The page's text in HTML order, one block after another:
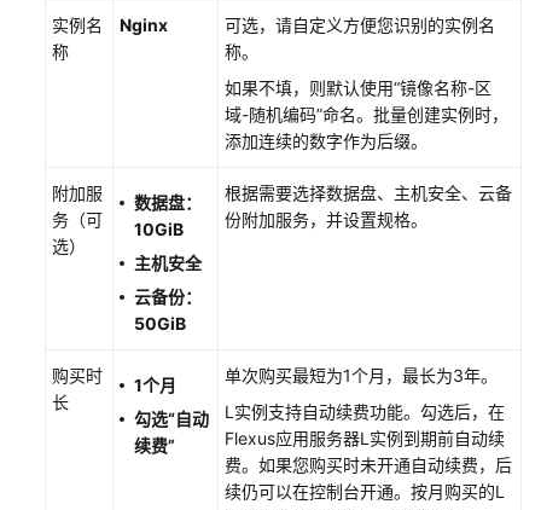
用
参
术
语
云
实例名
称
Nginx
可选，请自定义方便您识别的实例名
称。
如果不填，则默认使用“镜像名称-区
域-随机编码”命名。批量创建实例时，
添加连续的数字作为后缀。
附加服
务（可
选）
数据盘：
10GiB
主机安全
云备份：
50GiB
根据需要选择数据盘、主机安全、云备
份附加服务，并设置规格。
购买时
长
1个月
勾选“自动
续费”
单次购买最短为1个月，最长为3年。
L实例支持自动续费功能。勾选后，在
Flexus应用服务器L实例到期前自动续
费。如果您购买时未开通自动续费，后
续仍可以在控制台开通。按月购买的L